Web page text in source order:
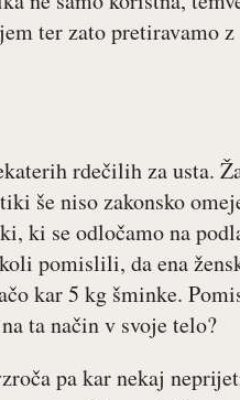
ter zato pretiravamo z
rdečilih za usta.
še niso zakonsko
ki se odločamo na
pomislili, da ena
kar 5 kg šminke.
ta način v svoje telo?
pa kar nekaj